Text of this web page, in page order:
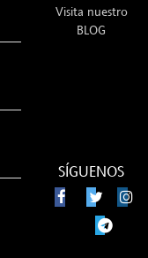
Visita nuestro
BLOG
SÍGUENOS